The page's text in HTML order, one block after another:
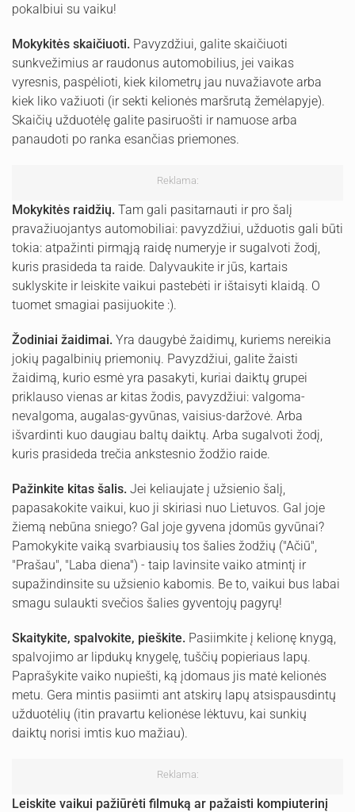
pokalbiui su vaiku!
Mokykitės skaičiuoti. Pavyzdžiui, galite skaičiuoti
sunkvežimius ar raudonus automobilius, jei vaikas
vyresnis, paspėlioti, kiek kilometrų jau nuvažiavote arba
kiek liko važiuoti (ir sekti kelionės maršrutą žemėlapyje).
Skaičių užduotėlę galite pasiruošti ir namuose arba
panaudoti po ranka esančias priemones.
Reklama:
Mokykitės raidžių. Tam gali pasitarnauti ir pro šalį
pravažiuojantys automobiliai: pavyzdžiui, užduotis gali būti
tokia: atpažinti pirmąją raidę numeryje ir sugalvoti žodį,
kuris prasideda ta raide. Dalyvaukite ir jūs, kartais
suklyskite ir leiskite vaikui pastebėti ir ištaisyti klaidą. O
tuomet smagiai pasijuokite :).
Žodiniai žaidimai. Yra daugybė žaidimų, kuriems nereikia
jokių pagalbinių priemonių. Pavyzdžiui, galite žaisti
žaidimą, kurio esmė yra pasakyti, kuriai daiktų grupei
priklauso vienas ar kitas žodis, pavyzdžiui: valgoma-
nevalgoma, augalas-gyvūnas, vaisius-daržovė. Arba
išvardinti kuo daugiau baltų daiktų. Arba sugalvoti žodį,
kuris prasideda trečia ankstesnio žodžio raide.
Pažinkite kitas šalis. Jei keliaujate į užsienio šalį,
papasakokite vaikui, kuo ji skiriasi nuo Lietuvos. Gal joje
žiemą nebūna sniego? Gal joje gyvena įdomūs gyvūnai?
Pamokykite vaiką svarbiausių tos šalies žodžių ("Ačiū",
"Prašau", "Laba diena") - taip lavinsite vaiko atmintį ir
supažindinsite su užsienio kabomis. Be to, vaikui bus labai
smagu sulaukti svečios šalies gyventojų pagyrų!
Skaitykite, spalvokite, pieškite. Pasiimkite į kelionę knygą,
spalvojimo ar lipdukų knygelę, tuščių popieriaus lapų.
Paprašykite vaiko nupiešti, ką įdomaus jis matė kelionės
metu. Gera mintis pasiimti ant atskirų lapų atsispausdintų
užduotėlių (itin pravartu kelionėse lėktuvu, kai sunkių
daiktų norisi imtis kuo mažiau).
Reklama:
Leiskite vaikui pažiūrėti filmuką ar pažaisti kompiuterinį